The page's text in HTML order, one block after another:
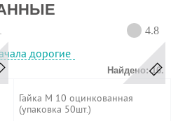
дорогие
Найдено: 16.
4.8
Гайка М 10 оцинкованная
(упаковка 50шт.)